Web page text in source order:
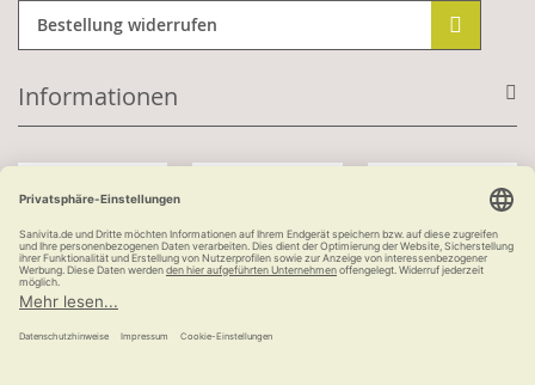
Bestellung widerrufen
Informationen
Kauf auf Rechnung